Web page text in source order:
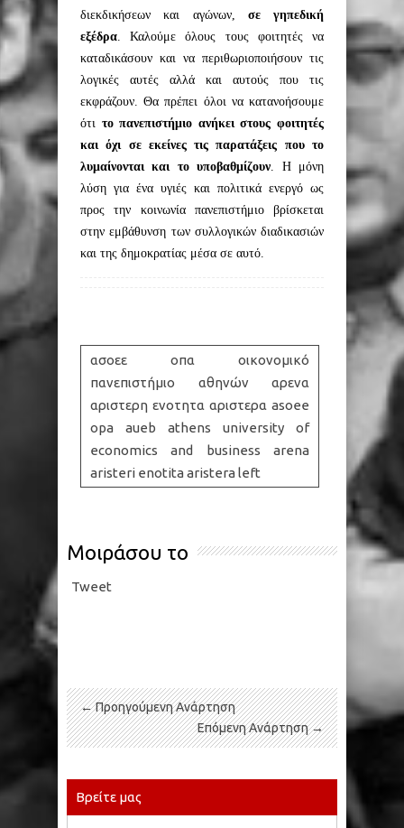
διεκδικήσεων και αγώνων, σε γηπεδική
εξέδρα . Καλούμε όλους τους φοιτητές να
καταδικάσουν και να περιθωριοποιήσουν τις
λογικές αυτές αλλά και αυτούς που τις
εκφράζουν. Θα πρέπει όλοι να κατανοήσουμε
ότι το πανεπιστήμιο ανήκει στους φοιτητές
και όχι σε εκείνες τις παρατάξεις που το
λυμαίνονται και το υποβαθμίζουν . Η μόνη
λύση για ένα υγιές και πολιτικά ενεργό ως
προς την κοινωνία πανεπιστήμιο βρίσκεται
στην εμβάθυνση των συλλογικών διαδικασιών
και της δημοκρατίας μέσα σε αυτό.
ασοεε οπα οικονομικό
πανεπιστήμιο αθηνών αρενα
αριστερη ενοτητα αριστερα asoee
opa aueb athens university of
economics and business arena
aristeri enotita aristera left
Μοιράσου το
Tweet
← Προηγούμενη Ανάρτηση
Επόμενη Ανάρτηση →
Βρείτε μας